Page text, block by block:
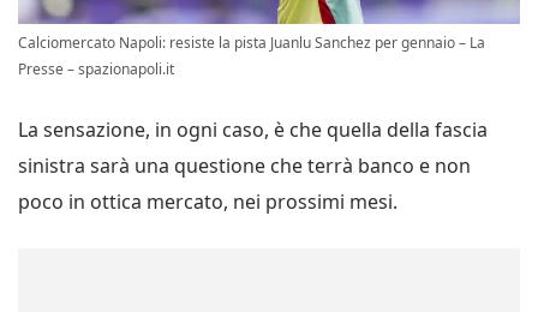
Calciomercato Napoli: resiste la pista Juanlu Sanchez per gennaio – La
Presse – spazionapoli.it
La sensazione, in ogni caso, è che quella della fascia
sinistra sarà una questione che terrà banco e non
poco in ottica mercato, nei prossimi mesi.